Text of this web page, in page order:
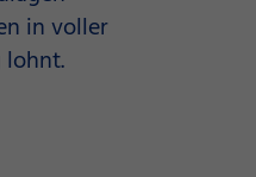
in voller
lohnt.